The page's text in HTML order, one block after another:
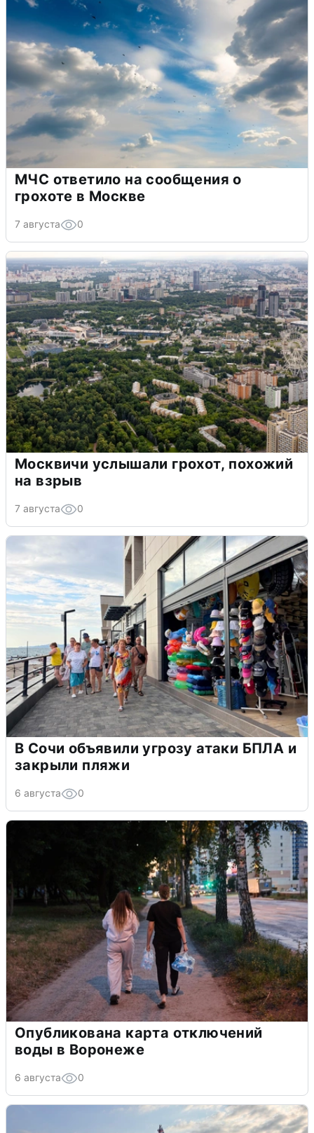
МЧС ответило на сообщения о
грохоте в Москве
7 августа 0
Москвичи услышали грохот, похожий
на взрыв
7 августа 0
В Сочи объявили угрозу атаки БПЛА и
закрыли пляжи
6 августа 0
Опубликована карта отключений
воды в Воронеже
6 августа 0